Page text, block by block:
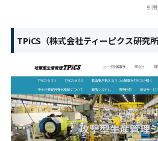
引
TPiCS（株式会社ティーピクス研究所